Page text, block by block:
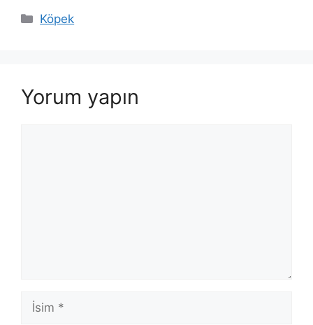
Kategoriler
Köpek
Yorum yapın
İsim